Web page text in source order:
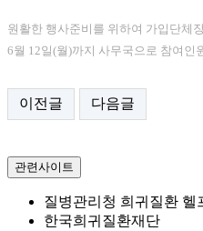
원활한 행사준비를 위하여 가입단체
6월 12일(월)까지 사무국으로 참여인
이전글 다음글
관련사이트
질병관리청 희귀질환 헬
한국희귀질환재단